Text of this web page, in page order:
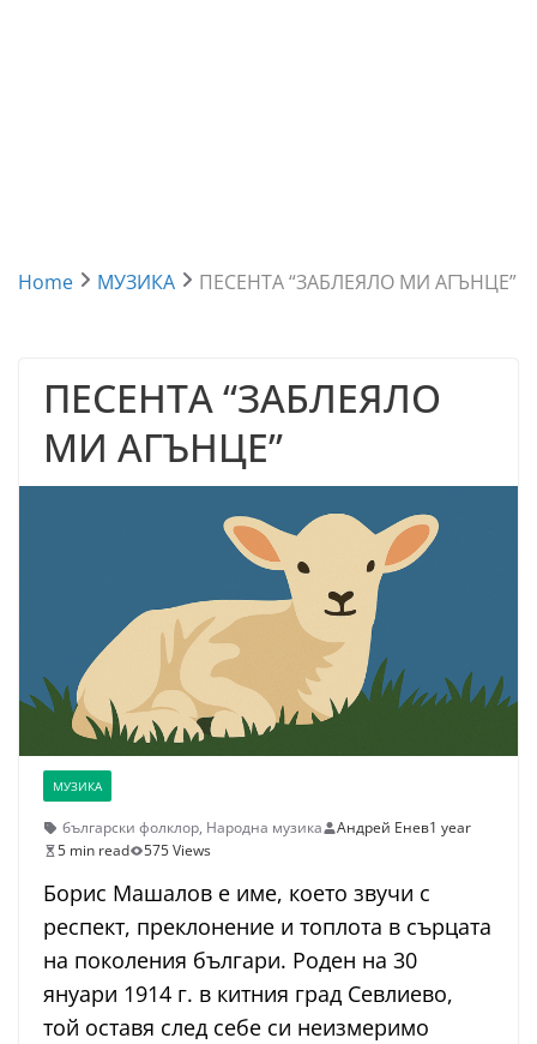
Home МУЗИКА ПЕСЕНТА “ЗАБЛЕЯЛО МИ АГЪНЦЕ”
ПЕСЕНТА “ЗАБЛЕЯЛО
МИ АГЪНЦЕ”
МУЗИКА
български фолклор, Народна музика Андрей Енев1 year
5 min read
575 Views
Борис Машалов е име, което звучи с
респект, преклонение и топлота в сърцата
на поколения българи. Роден на 30
януари 1914 г. в китния град Севлиево,
той оставя след себе си неизмеримо